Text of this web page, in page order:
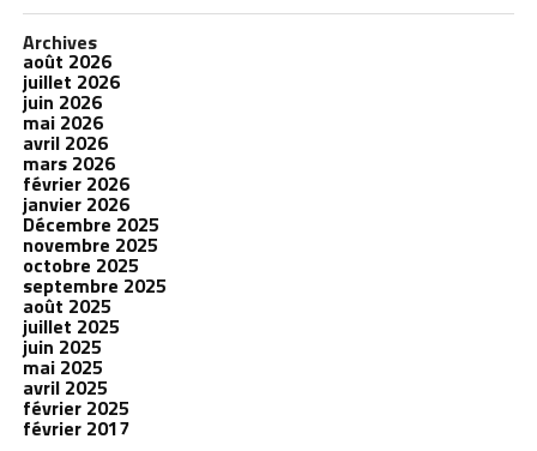
Archives
août 2026
juillet 2026
juin 2026
mai 2026
avril 2026
mars 2026
février 2026
janvier 2026
Décembre 2025
novembre 2025
octobre 2025
septembre 2025
août 2025
juillet 2025
juin 2025
mai 2025
avril 2025
février 2025
février 2017